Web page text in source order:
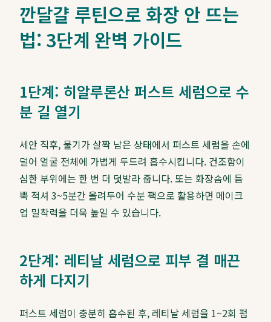
깐달걀 루틴으로 화장 안 뜨는
법: 3단계 완벽 가이드
1단계: 히알루론산 퍼스트 세럼으로 수
분 길 열기
세안 직후, 물기가 살짝 남은 상태에서 퍼스트 세럼을 손에
덜어 얼굴 전체에 가볍게 두드려 흡수시킵니다. 건조함이
심한 부위에는 한 번 더 덧발라 줍니다. 또는 화장솜에 듬
뿍 적셔 3~5분간 올려두어 수분 팩으로 활용하면 메이크
업 밀착력을 더욱 높일 수 있습니다.
2단계: 레티날 세럼으로 피부 결 매끈
하게 다지기
퍼스트 세럼이 충분히 흡수된 후, 레티날 세럼을 1~2회 펌